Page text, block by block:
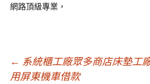
網路頂級專業，
文
← 系統櫃工廠眾多商店床墊工
用屏東機車借款